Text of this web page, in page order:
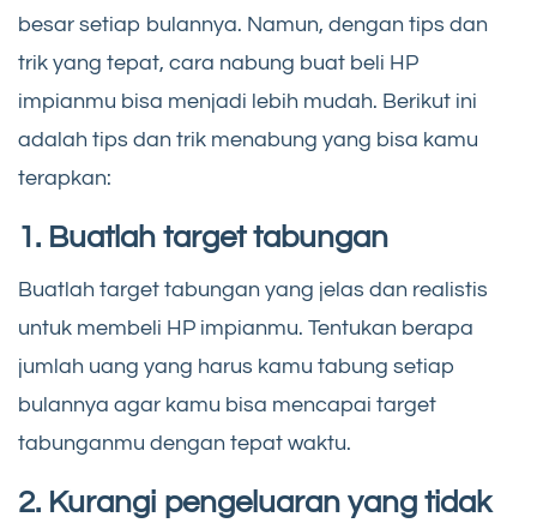
besar setiap bulannya. Namun, dengan tips dan
trik yang tepat, cara nabung buat beli HP
impianmu bisa menjadi lebih mudah. Berikut ini
adalah tips dan trik menabung yang bisa kamu
terapkan:
1. Buatlah target tabungan
Buatlah target tabungan yang jelas dan realistis
untuk membeli HP impianmu. Tentukan berapa
jumlah uang yang harus kamu tabung setiap
bulannya agar kamu bisa mencapai target
tabunganmu dengan tepat waktu.
2. Kurangi pengeluaran yang tidak